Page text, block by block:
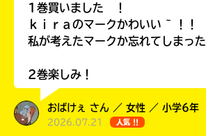
1巻買いました ！
ｋｉｒａのマークかわいい ~ ！！
私が考えたマークか忘れてしまった
2巻楽しみ！
おばけぇ さん ／ 女性 ／ 小学6年
2026.07.21 人気 !!